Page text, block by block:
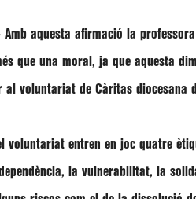
aquesta afirmació la
que una moral, ja que aquesta
voluntariat de Càritas diocesana
voluntariat entren en joc quatre
la vulnerabilitat, la